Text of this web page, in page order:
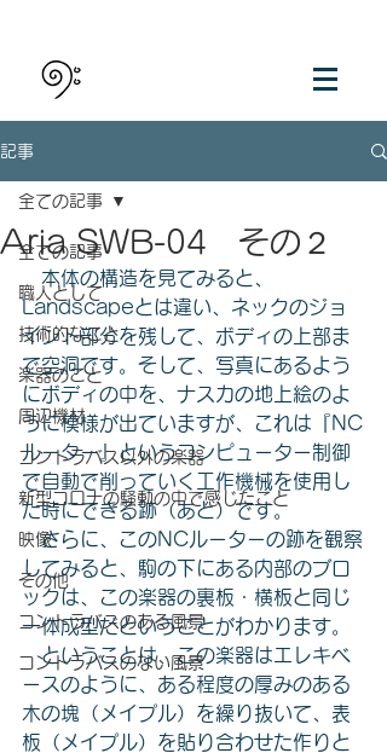
記事
全ての記事
職人として
技術的なこと
楽器のこと
周辺機材
コントラバス以外の楽器
新型コロナの騒動の中で感じたこと
映像
その他
コントラバスのある風景
コントラバスのない風景
全ての記事
Aria SWB-04 その２
本体の構造を見てみると、
Landscapeとは違い、ネックのジョ
イント部分を残して、ボディの上部ま
で空洞です。そして、写真にあるよう
にボディの中を、ナスカの地上絵のよ
うに模様が出ていますが、これは『NC
ルーター』というコンピューター制御
で自動で削っていく工作機械を使用し
た時にできる跡（あと）です。
さらに、このNCルーターの跡を観察
してみると、駒の下にある内部のブロ
ックは、この楽器の裏板・横板と同じ
一体成型だということがわかります。
ということは、この楽器はエレキベ
ースのように、ある程度の厚みのある
木の塊（メイプル）を繰り抜いて、表
板（メイプル）を貼り合わせた作りと